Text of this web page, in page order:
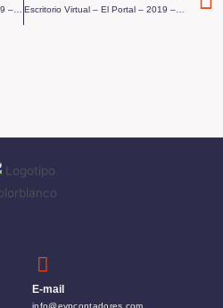
Escritorio Virtual – El Portal – 2019 – Programa 21
E-mail
info@eypcontadores.com